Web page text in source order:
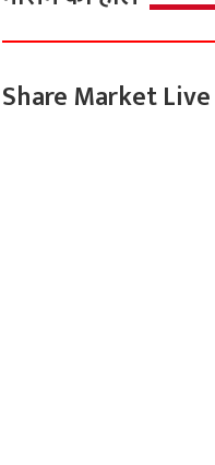
Share Market Live